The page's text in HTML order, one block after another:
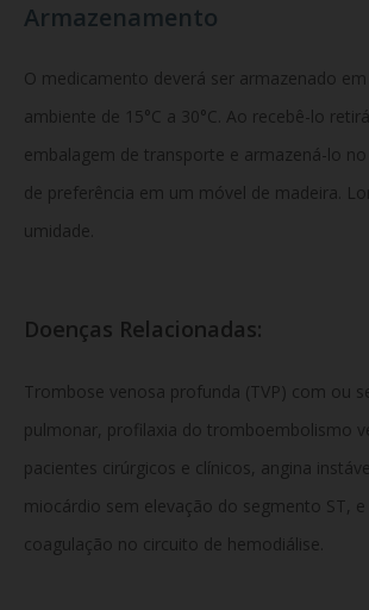
Armazenamento
O medicamento deverá ser armazenado
ambiente de 15°C a 30°C. Ao recebê-lo
embalagem de transporte e armazená-lo
de preferência em um móvel de madeira.
umidade.
Doenças Relacionadas:
Trombose venosa profunda (TVP) com ou
pulmonar, profilaxia do tromboembolismo
pacientes cirúrgicos e clínicos, angina
miocárdio sem elevação do segmento ST,
coagulação no circuito de hemodiálise.